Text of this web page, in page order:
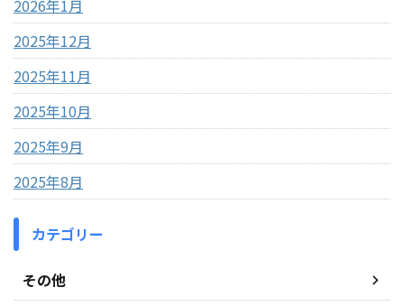
2026年1月
2025年12月
2025年11月
2025年10月
2025年9月
2025年8月
カテゴリー
その他